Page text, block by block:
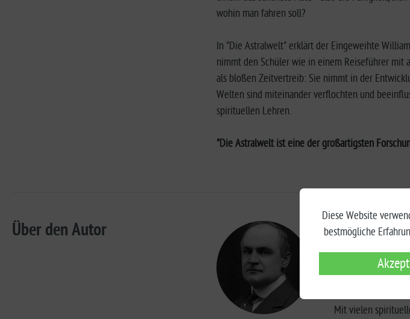
wohin man fahren soll?
In "Die Astralwelt" erklärt der Eingeweihte
nimmt den Schüler wie in einem Reiseführer mit
als bloßen Zeitvertreib: Sie nimmt in der
Welten sind miteinander verflochten und
spirituellen Lehren.
"Die Astralwelt ist eine der großartigsten
Über den Autor
Bei den
Die moderne
brilliantes
Mit vielen
Diese Website
bestmögliche